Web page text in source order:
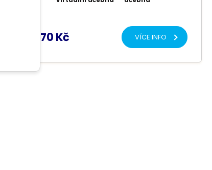
39 770 Kč VÍCE INFO